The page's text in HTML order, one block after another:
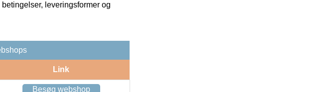
leveringsformer og
Link
Besøg webshop